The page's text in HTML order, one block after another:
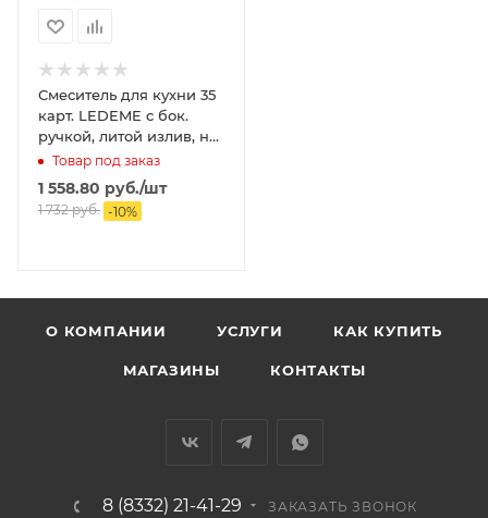
Смеситель для кухни 35
карт. LEDEME с бок.
ручкой, литой излив, на
гайке
Товар под заказ
1 558.80 руб./шт
1 732руб. -10%
О КОМПАНИИ УСЛУГИ КАК КУПИТЬ
МАГАЗИНЫ КОНТАКТЫ
8 (8332) 21-41-29 ЗАКАЗАТЬ ЗВОНОК